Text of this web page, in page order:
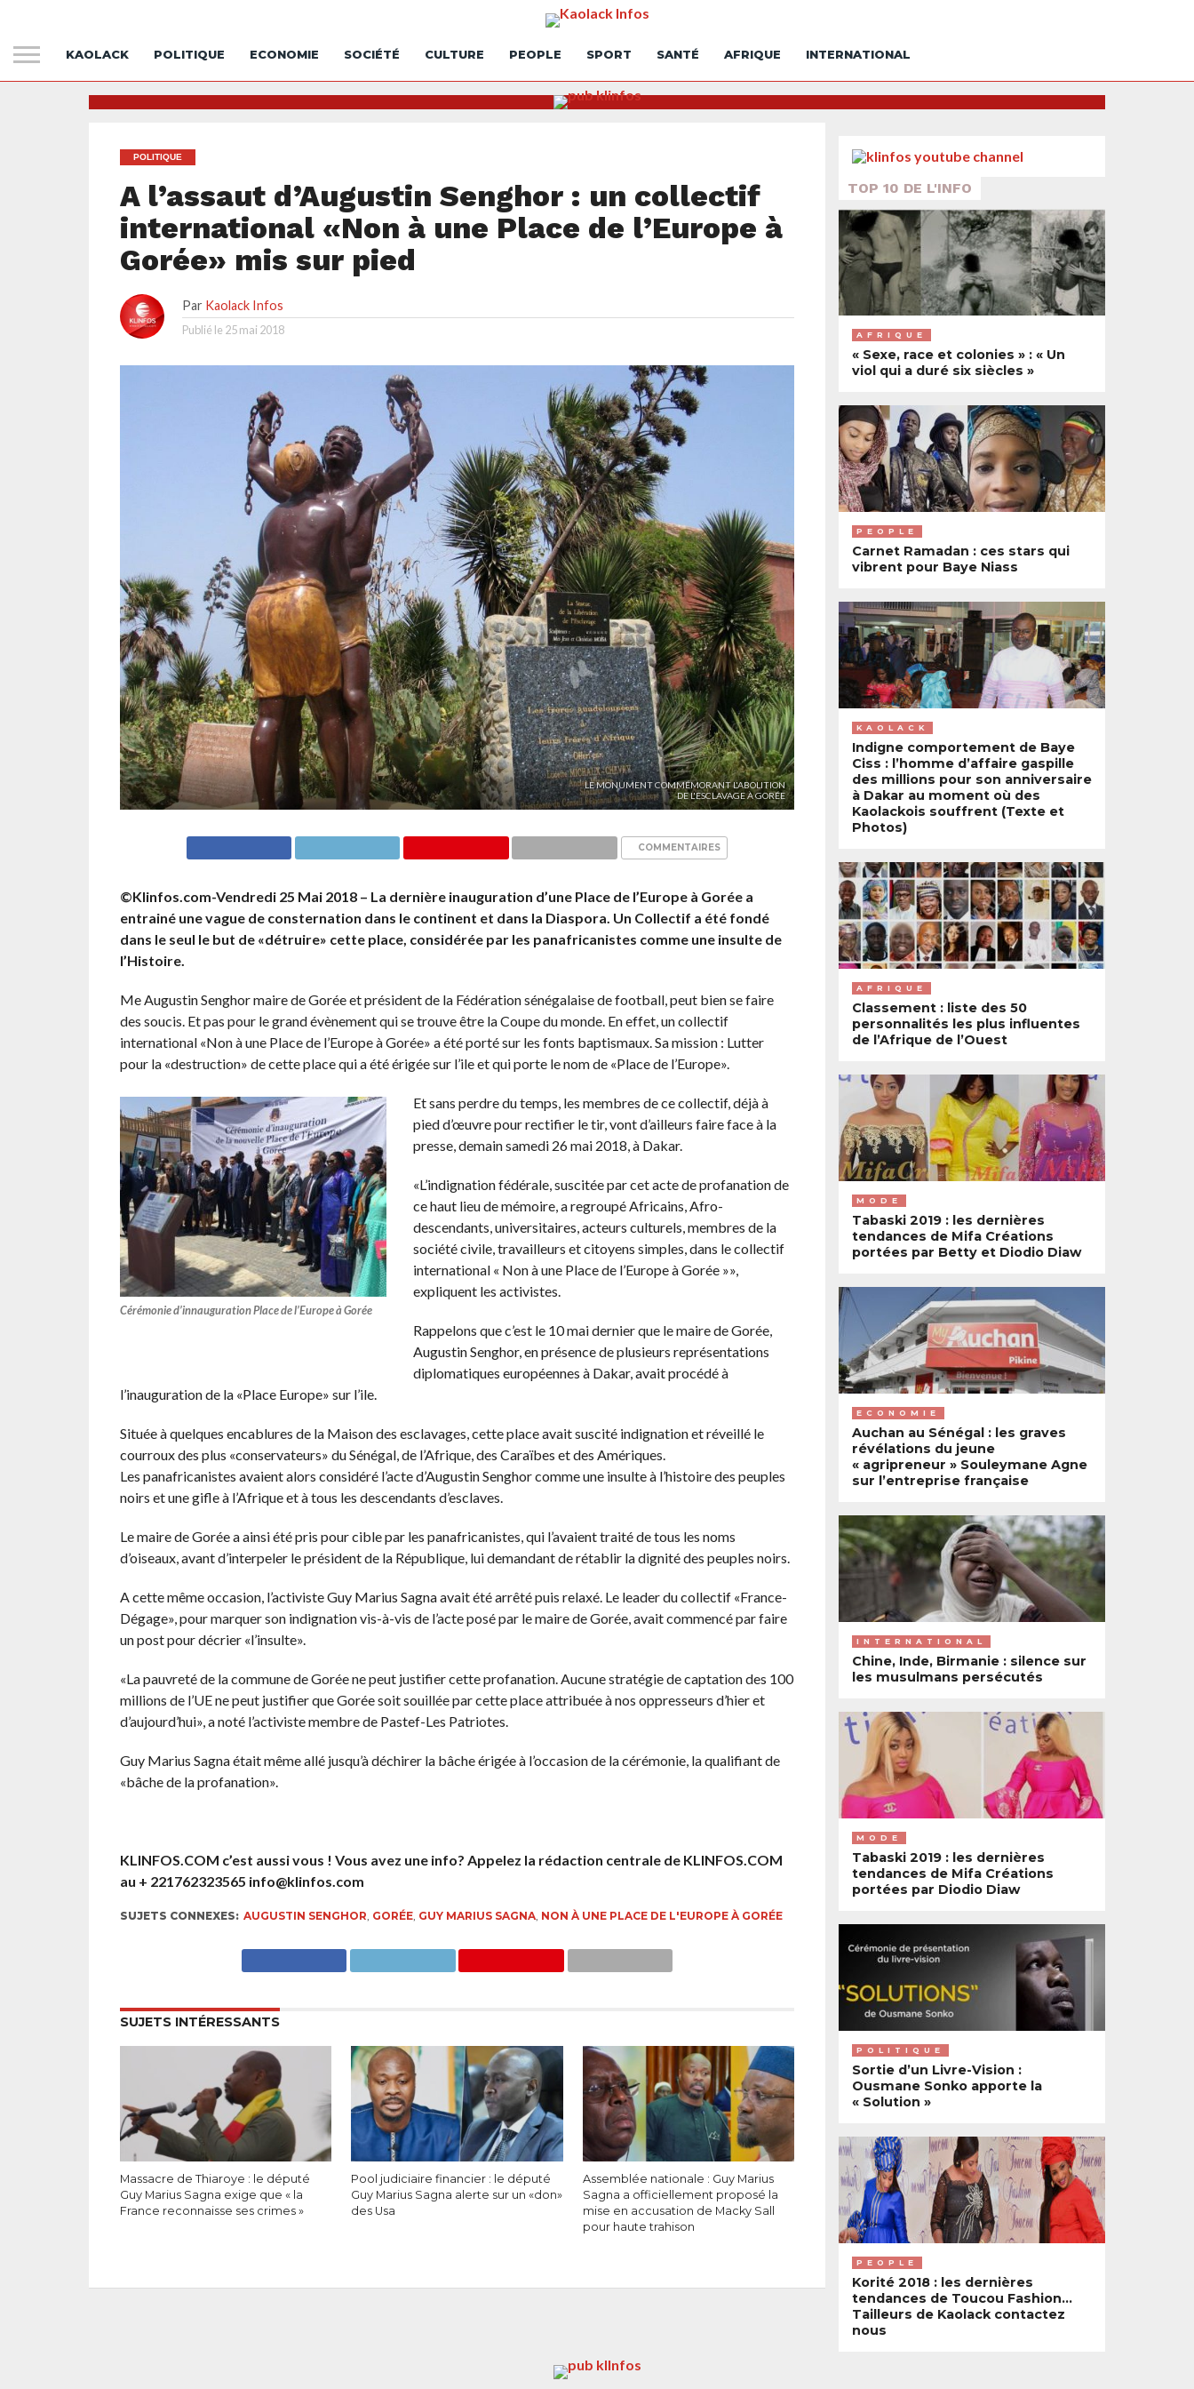
KAOLACK POLITIQUE ECONOMIE SOCIÉTÉ CULTURE PEOPLE SPORT SANTÉ AFRIQUE INTERNATIONAL
POLITIQUE
A l’assaut d’Augustin Senghor : un collectif
international «Non à une Place de l’Europe à
Gorée» mis sur pied
Par Kaolack Infos
Publié le 25 mai 2018
LE MONUMENT COMMÉMORANT L'ABOLITION
DE L'ESCLAVAGE À GORÉE
COMMENTAIRES
©Klinfos.com-Vendredi 25 Mai 2018 – La dernière inauguration d’une Place de l’Europe à Gorée a
entrainé une vague de consternation dans le continent et dans la Diaspora. Un Collectif a été fondé
dans le seul le but de «détruire» cette place, considérée par les panafricanistes comme une insulte de
l’Histoire.
Me Augustin Senghor maire de Gorée et président de la Fédération sénégalaise de football, peut bien se faire
des soucis. Et pas pour le grand évènement qui se trouve être la Coupe du monde. En effet, un collectif
international «Non à une Place de l’Europe à Gorée» a été porté sur les fonts baptismaux. Sa mission : Lutter
pour la «destruction» de cette place qui a été érigée sur l’ile et qui porte le nom de «Place de l’Europe».
Cérémonie d’innauguration Place de l’Europe à Gorée
Et sans perdre du temps, les membres de ce collectif, déjà à
pied d’œuvre pour rectifier le tir, vont d’ailleurs faire face à la
presse, demain samedi 26 mai 2018, à Dakar.
«L’indignation fédérale, suscitée par cet acte de profanation de
ce haut lieu de mémoire, a regroupé Africains, Afro-
descendants, universitaires, acteurs culturels, membres de la
société civile, travailleurs et citoyens simples, dans le collectif
international « Non à une Place de l’Europe à Gorée »»,
expliquent les activistes.
Rappelons que c’est le 10 mai dernier que le maire de Gorée,
Augustin Senghor, en présence de plusieurs représentations
diplomatiques européennes à Dakar, avait procédé à
l’inauguration de la «Place Europe» sur l’ile.
Située à quelques encablures de la Maison des esclavages, cette place avait suscité indignation et réveillé le
courroux des plus «conservateurs» du Sénégal, de l’Afrique, des Caraïbes et des Amériques.
Les panafricanistes avaient alors considéré l’acte d’Augustin Senghor comme une insulte à l’histoire des peuples
noirs et une gifle à l’Afrique et à tous les descendants d’esclaves.
Le maire de Gorée a ainsi été pris pour cible par les panafricanistes, qui l’avaient traité de tous les noms
d’oiseaux, avant d’interpeler le président de la République, lui demandant de rétablir la dignité des peuples noirs.
A cette même occasion, l’activiste Guy Marius Sagna avait été arrêté puis relaxé. Le leader du collectif «France-
Dégage», pour marquer son indignation vis-à-vis de l’acte posé par le maire de Gorée, avait commencé par faire
un post pour décrier «l’insulte».
«La pauvreté de la commune de Gorée ne peut justifier cette profanation. Aucune stratégie de captation des 100
millions de l’UE ne peut justifier que Gorée soit souillée par cette place attribuée à nos oppresseurs d’hier et
d’aujourd’hui», a noté l’activiste membre de Pastef-Les Patriotes.
Guy Marius Sagna était même allé jusqu’à déchirer la bâche érigée à l’occasion de la cérémonie, la qualifiant de
«bâche de la profanation».
KLINFOS.COM c’est aussi vous ! Vous avez une info? Appelez la rédaction centrale de KLINFOS.COM
au + 221762323565 info@klinfos.com
SUJETS CONNEXES: AUGUSTIN SENGHOR, GORÉE, GUY MARIUS SAGNA, NON À UNE PLACE DE L'EUROPE À GORÉE
SUJETS INTÉRESSANTS
Massacre de Thiaroye : le député
Guy Marius Sagna exige que « la
France reconnaisse ses crimes »
Pool judiciaire financier : le député
Guy Marius Sagna alerte sur un «don»
des Usa
Assemblée nationale : Guy Marius
Sagna a officiellement proposé la
mise en accusation de Macky Sall
pour haute trahison
TOP 10 DE L'INFO
AFRIQUE
« Sexe, race et colonies » : « Un
viol qui a duré six siècles »
PEOPLE
Carnet Ramadan : ces stars qui
vibrent pour Baye Niass
KAOLACK
Indigne comportement de Baye
Ciss : l’homme d’affaire gaspille
des millions pour son anniversaire
à Dakar au moment où des
Kaolackois souffrent (Texte et
Photos)
AFRIQUE
Classement : liste des 50
personnalités les plus influentes
de l’Afrique de l’Ouest
MODE
Tabaski 2019 : les dernières
tendances de Mifa Créations
portées par Betty et Diodio Diaw
ECONOMIE
Auchan au Sénégal : les graves
révélations du jeune
« agripreneur » Souleymane Agne
sur l’entreprise française
INTERNATIONAL
Chine, Inde, Birmanie : silence sur
les musulmans persécutés
MODE
Tabaski 2019 : les dernières
tendances de Mifa Créations
portées par Diodio Diaw
POLITIQUE
Sortie d’un Livre-Vision :
Ousmane Sonko apporte la
« Solution »
PEOPLE
Korité 2018 : les dernières
tendances de Toucou Fashion…
Tailleurs de Kaolack contactez
nous